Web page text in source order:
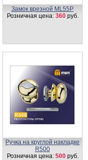
Цилиндровый механизм,
латунь
Петля универсальная
100 мм с колпачком 4IK
Розничная цена:140 -